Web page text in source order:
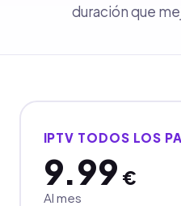
duración que
IPTV TODOS LOS
9.99 €
Al mes